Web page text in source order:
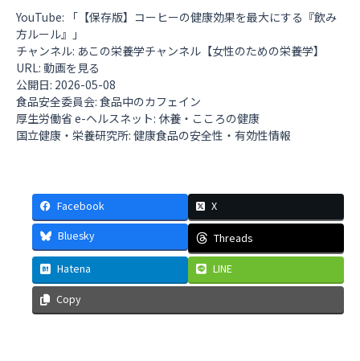
YouTube: 「【保存版】コーヒーの健康効果を最大にする『飲み
方ルール』」
チャンネル: あこの栄養学チャンネル【女性のための栄養学】
URL: 動画を見る
公開日: 2026-05-08
食品安全委員会: 食品中のカフェイン
厚生労働省 e-ヘルスネット: 休養・こころの健康
国立健康・栄養研究所: 健康食品の安全性・有効性情報
Facebook
X
Bluesky
Threads
Hatena
LINE
Copy